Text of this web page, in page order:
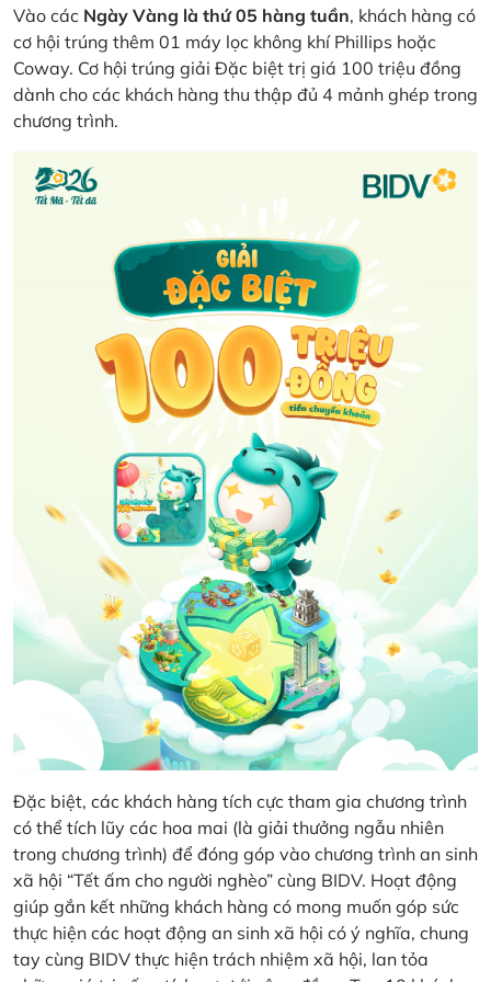
Vào các Ngày Vàng là thứ 05 hàng tuần, khách hàng có
cơ hội trúng thêm 01 máy lọc không khí Phillips hoặc
Coway. Cơ hội trúng giải Đặc biệt trị giá 100 triệu đồng
dành cho các khách hàng thu thập đủ 4 mảnh ghép trong
chương trình.
Đặc biệt, các khách hàng tích cực tham gia chương trình
có thể tích lũy các hoa mai (là giải thưởng ngẫu nhiên
trong chương trình) để đóng góp vào chương trình an sinh
xã hội “Tết ấm cho người nghèo” cùng BIDV. Hoạt động
giúp gắn kết những khách hàng có mong muốn góp sức
thực hiện các hoạt động an sinh xã hội có ý nghĩa, chung
tay cùng BIDV thực hiện trách nhiệm xã hội, lan tỏa